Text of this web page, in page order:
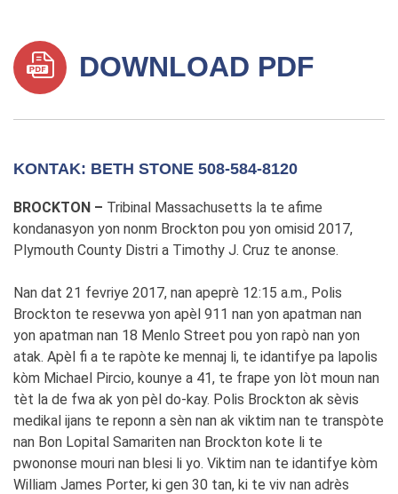
DOWNLOAD PDF
KONTAK: BETH STONE 508-584-8120
BROCKTON – Tribinal Massachusetts la te afime
kondanasyon yon nonm Brockton pou yon omisid 2017,
Plymouth County Distri a Timothy J. Cruz te anonse.
Nan dat 21 fevriye 2017, nan apeprè 12:15 a.m., Polis
Brockton te resevwa yon apèl 911 nan yon apatman nan
yon apatman nan 18 Menlo Street pou yon rapò nan yon
atak. Apèl fi a te rapòte ke mennaj li, te idantifye pa lapolis
kòm Michael Pircio, kounye a 41, te frape yon lòt moun nan
tèt la de fwa ak yon pèl do-kay. Polis Brockton ak sèvis
medikal ijans te reponn a sèn nan ak viktim nan te transpòte
nan Bon Lopital Samariten nan Brockton kote li te
pwononse mouri nan blesi li yo. Viktim nan te idantifye kòm
William James Porter, ki gen 30 tan, ki te viv nan adrès